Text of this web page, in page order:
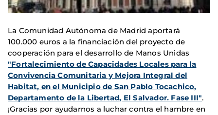
La Comunidad Autónoma de Madrid aportará
100.000 euros a la financiación del proyecto de
cooperación para el desarrollo de Manos Unidas
"Fortalecimiento de Capacidades Locales para la
Convivencia Comunitaria y Mejora Integral del
Habitat, en el Municipio de San Pablo Tocachico,
Departamento de la Libertad, El Salvador. Fase III".
¡Gracias por ayudarnos a luchar contra el hambre en